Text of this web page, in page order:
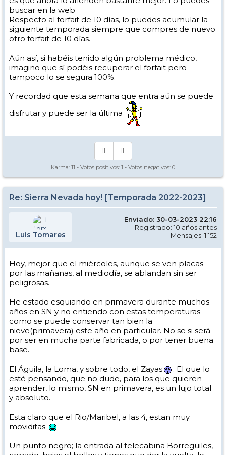
buscar en la web
Respecto al forfait de 10 días, lo puedes acumular la
siguiente temporada siempre que compres de nuevo
otro forfait de 10 días.
Aún así, si habéis tenido algún problema médico,
imagino que sí podéis recuperar el forfait pero
tampoco lo se segura 100%.
Y recordad que esta semana que entra aún se puede
disfrutar y puede ser la última
Karma: 11 - Votos positivos: 1 - Votos negativos: 0
Re: Sierra Nevada hoy! [Temporada 2022-2023]
Luis Tomares
Enviado: 30-03-2023 22:16
Registrado: 10 años antes
Mensajes: 1.152
Hoy, mejor que el miércoles, aunque se ven placas
por las mañanas, al mediodía, se ablandan sin ser
peligrosas.
He estado esquiando en primavera durante muchos
años en SN y no entiendo con estas temperaturas
como se puede conservar tan bien la
nieve(primavera) este año en particular. No se si será
por ser en mucha parte fabricada, o por tener buena
base.
El Águila, la Loma, y sobre todo, el Zayas
. El que lo
esté pensando, que no dude, para los que quieren
aprender, lo mismo, SN en primavera, es un lujo total
y absoluto.
Esta claro que el Rio/Maribel, a las 4, estan muy
moviditas
Un punto negro; la entrada al telecabina Borreguiles,